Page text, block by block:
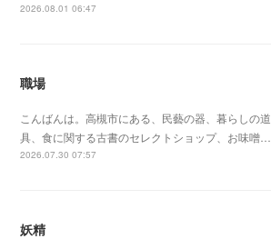
2026.08.01 06:47
職場
こんばんは。高槻市にある、民藝の器、暮らしの道
具、食に関する古書のセレクトショップ、お味噌…
2026.07.30 07:57
妖精